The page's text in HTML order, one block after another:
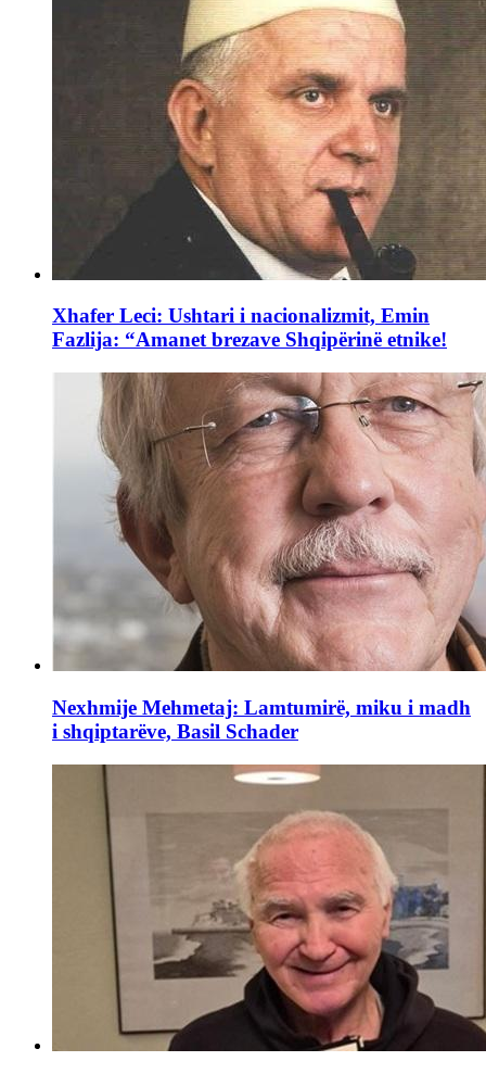
Xhafer Leci: Ushtari i nacionalizmit, Emin
Fazlija: “Amanet brezave Shqipërinë etnike!
Nexhmije Mehmetaj: Lamtumirë, miku i madh
i shqiptarëve, Basil Schader